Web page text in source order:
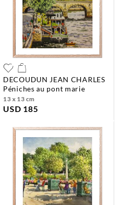
DECOUDUN JEAN CHARLES
péniches au pont marie
13 x 13 cm
USD 185